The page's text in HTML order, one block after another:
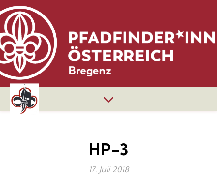
HP-3
17. Juli 2018